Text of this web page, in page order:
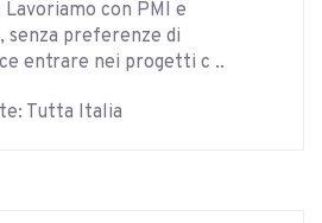
con PMI e
senza preferenze di
entrare nei progetti c ..
Tutta Italia